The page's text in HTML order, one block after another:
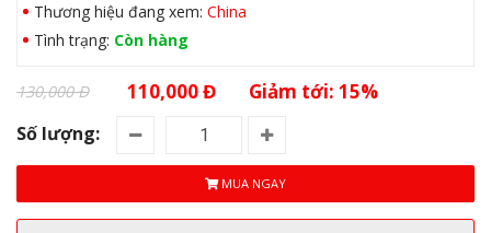
Thương hiệu đang xem: China
Tình trạng: Còn hàng
130,000 Đ 110,000 Đ Giảm tới: 15%
Số lượng:
MUA NGAY